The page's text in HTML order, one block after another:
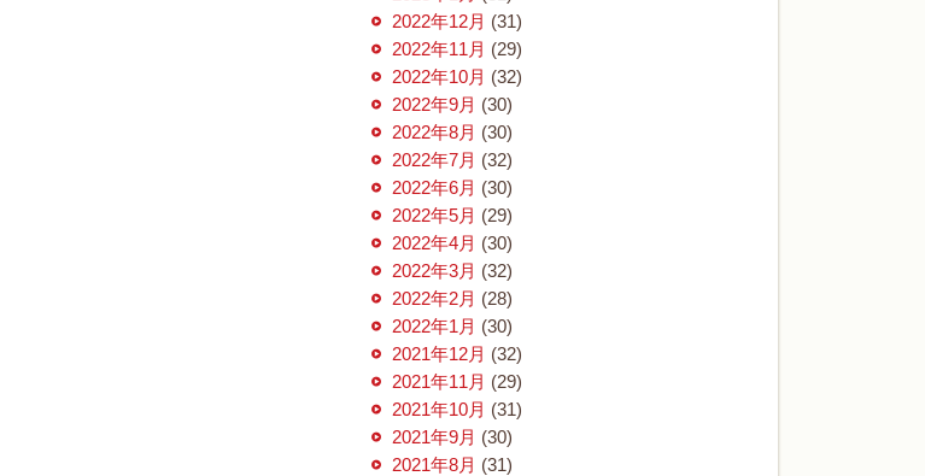
2022年12月 (31)
2022年11月 (29)
2022年10月 (32)
2022年9月 (30)
2022年8月 (30)
2022年7月 (32)
2022年6月 (30)
2022年5月 (29)
2022年4月 (30)
2022年3月 (32)
2022年2月 (28)
2022年1月 (30)
2021年12月 (32)
2021年11月 (29)
2021年10月 (31)
2021年9月 (30)
2021年8月 (31)